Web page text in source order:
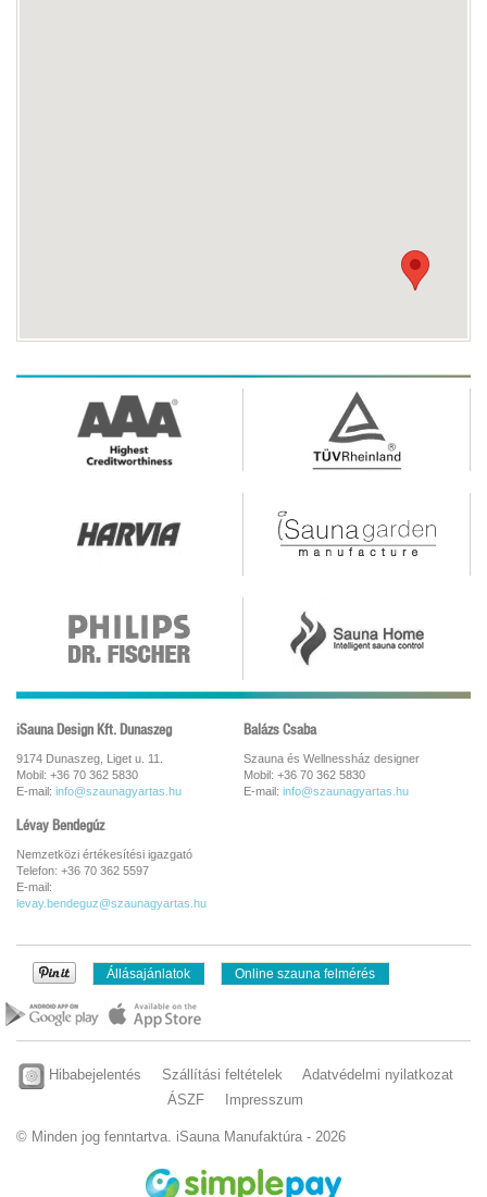
iSauna Design Kft. Dunaszeg
9174 Dunaszeg, Liget u. 11.
Mobil: +36 70 362 5830
E-mail: info@szaunagyartas.hu
Balázs Csaba
Szauna és Wellnessház designer
Mobil: +36 70 362 5830
E-mail: info@szaunagyartas.hu
Lévay Bendegúz
Nemzetközi értékesítési igazgató
Telefon: +36 70 362 5597
E-mail:
levay.bendeguz@szaunagyartas.hu
Állásajánlatok Online szauna felmérés
Hibabejelentés Szállítási feltételek
Adatvédelmi nyilatkozat
ÁSZF
Impresszum
© Minden jog fenntartva. iSauna Manufaktúra - 2026